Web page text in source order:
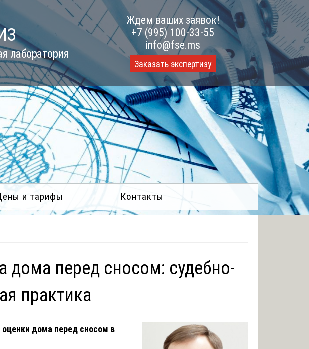
лаборатория
Ждем ваших заявок!
+7 (995) 100-33-55
info@fse.ms
Заказать экспертизу
и тарифы Контакты
дома перед сносом: судебно-
практика
оценки дома перед сносом в